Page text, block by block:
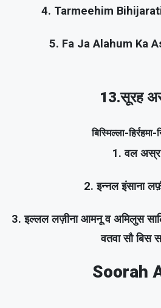
4. Tarmeehim
5. Fa Ja Alahum Ka
13.सूरह
बिस्मिल्ला-हिर्रहमा-
1. वल अस्र
2. इन्नल इंसाना
3. इल्लल लज़ीना आमनू व अमिलुस
वतवा सौ बिस
Soorah